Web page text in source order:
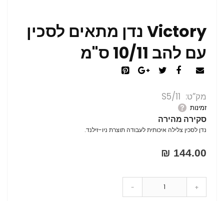
Victory נדן מתאים לסכין
עם להב 10/11 ס"מ
מק”ט S5/11
זמינות
סקירה מהירה
נדן לסכין צלילה איכותית לעבודה תוצרת ניו-זילנד.
144.00 ₪
- +